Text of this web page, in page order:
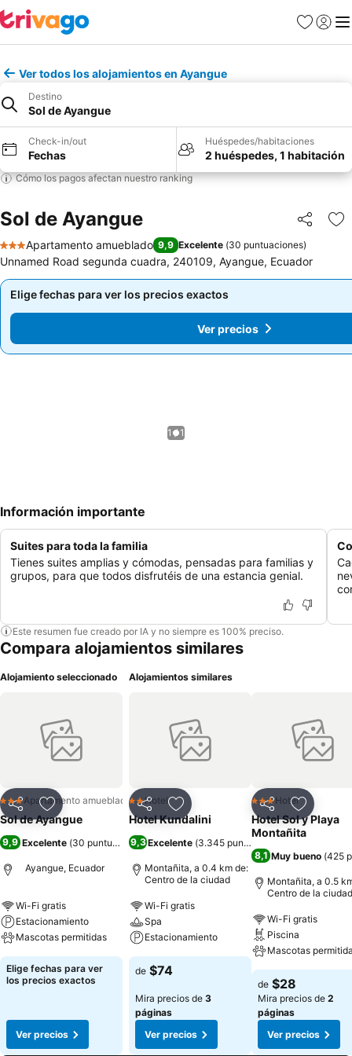
Favoritos
Iniciar
Ver todos los alojamientos en Ayangue
Destino
Sol de Ayangue
Check-in/out
Fechas
Huéspedes/habitaciones
2 huéspedes, 1 habitación
Cómo los pagos afectan nuestro ranking
Sol de Ayangue Compartir
3 Estrellas
Apartamento amueblado 9,9 Excelente (30 puntuaciones)
Unnamed Road segunda cuadra, 240109, Ayangue, Ecuador
Elige fechas para ver los precios exactos
Ver precios
Elige fechas para ver los precios exactos
Ver precios
1 / 1
Información importante
Suites para toda la familia
Tienes suites amplias y cómodas, pensadas para familias y
grupos, para que todos disfrutéis de una estancia genial.
Este resumen fue creado por IA y no siempre es 100% preciso.
Compara alojamientos similares
Alojamiento seleccionado
CompartirAgregar a favoritos
3 EstrellasApartamento amueblado
Sol de Ayangue
9,9 Excelente (30 puntuaciones)
Ayangue, Ecuador
Wi-Fi gratis
Estacionamiento
Mascotas permitidas
Elige fechas para ver
los precios exactos
Ver precios
Alojamientos similares
CompartirAgregar a favoritos
2 Estrellas
Hotel
Hotel Kundalini
9,3Excelente (3.345 puntuaciones
Montañita, a 0.4 km de:
Centro de la ciudad
Wi-Fi gratis
Spa
Estacionamiento
de $74
Mira precios de 3
páginas
Ver precios
CompartirAgregar
3 Estrellas
Hotel
Hotel Sol y Playa
Montañita
8,1 Muy bueno (425
Montañita, a 0.5
Centro de la ciudad
Wi-Fi gratis
Piscina
Mascotas
de $28
Mira precios de 2
páginas
Ver precios